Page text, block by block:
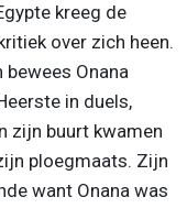
kreeg de
over zich heen.
Onana
in duels,
zijn buurt kwamen
ploegmaats. Zijn
want Onana was